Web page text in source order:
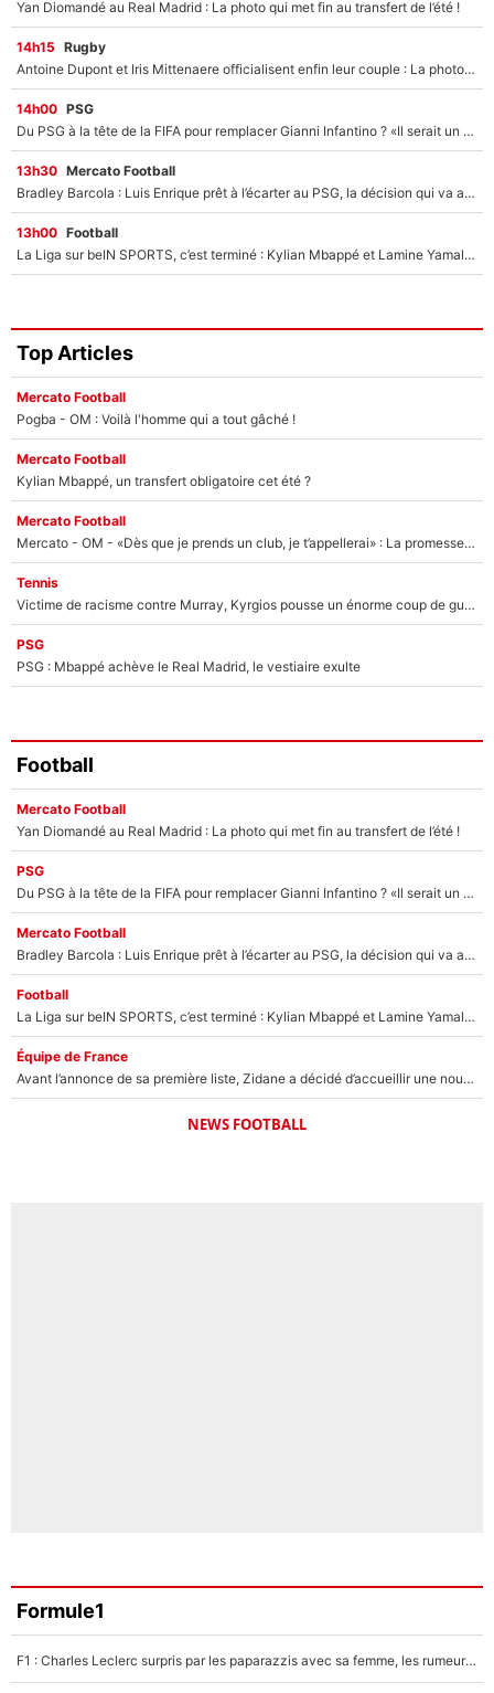
Yan Diomandé au Real Madrid : La photo qui met fin au transfert de l’été !
14h15 Rugby
Antoine Dupont et Iris Mittenaere officialisent enfin leur couple : La photo qui enflamme les réseaux sociaux
14h00 PSG
Du PSG à la tête de la FIFA pour remplacer Gianni Infantino ? «Il serait un mauvais président», le patron de la Liga s'attaque à Nasser Al-Khelaïfi !
13h30 Mercato Football
Bradley Barcola : Luis Enrique prêt à l’écarter au PSG, la décision qui va accélérer son transfert à Liverpool ?
13h00 Football
La Liga sur beIN SPORTS, c’est terminé : Kylian Mbappé et Lamine Yamal changent de chaîne, «le moment était venu d'ouvrir un nouveau chapitre»
Top Articles
Mercato Football
Pogba - OM : Voilà l'homme qui a tout gâché !
Mercato Football
Kylian Mbappé, un transfert obligatoire cet été ?
Mercato Football
Mercato - OM - «Dès que je prends un club, je t’appellerai» : La promesse de Marcelino au moment de claquer la porte
Tennis
Victime de racisme contre Murray, Kyrgios pousse un énorme coup de gueule !
PSG
PSG : Mbappé achève le Real Madrid, le vestiaire exulte
Football
Mercato Football
Yan Diomandé au Real Madrid : La photo qui met fin au transfert de l’été !
PSG
Du PSG à la tête de la FIFA pour remplacer Gianni Infantino ? «Il serait un mauvais président», le patron de la Liga s'attaque à Nasser Al-Khelaïfi !
Mercato Football
Bradley Barcola : Luis Enrique prêt à l’écarter au PSG, la décision qui va accélérer son transfert à Liverpool ?
Football
La Liga sur beIN SPORTS, c’est terminé : Kylian Mbappé et Lamine Yamal changent de chaîne, «le moment était venu d'ouvrir un nouveau chapitre»
Équipe de France
Avant l’annonce de sa première liste, Zidane a décidé d’accueillir une nouvelle tête en équipe de France
NEWS FOOTBALL
Formule1
F1 : Charles Leclerc surpris par les paparazzis avec sa femme, les rumeurs étaient vraies !